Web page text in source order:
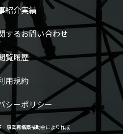
紹介実績
するお問い合わせ
覧履歴
用規約
シーポリシー
事業再構築補助金により作成